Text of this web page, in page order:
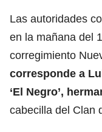
Las autoridades
en la mañana del
corregimiento
corresponde a
‘El Negro’,
cabecilla del Clan